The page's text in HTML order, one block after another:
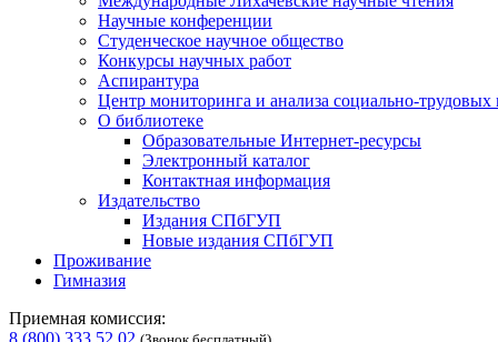
Научные конференции
Студенческое научное общество
Конкурсы научных работ
Аспирантура
Центр мониторинга и анализа социально-трудовых
О библиотеке
Образовательные Интернет-ресурсы
Электронный каталог
Контактная информация
Издательство
Издания СПбГУП
Новые издания СПбГУП
Проживание
Гимназия
Приемная комиссия:
8 (800) 333 52 02